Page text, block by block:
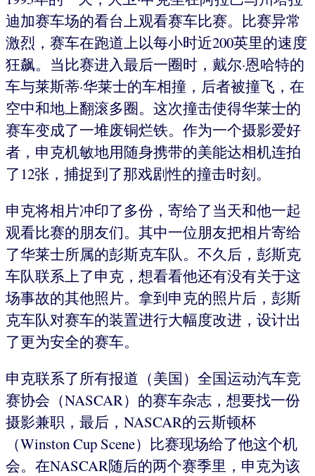
迪加赛车场的看台上观看赛车比赛。比赛异常
激烈，赛车在跑道上以每小时近200英里的速度
狂飙。当比赛进入最后一圈时，戴尔·恩哈特的
车与莱斯蒂·华莱士的车相撞，后者被撞飞，在
空中和地上翻滚多圈。这次撞击使得华莱士的
赛车变成了一堆废铜烂铁。作为一个摄影爱好
者，申克机敏地用随身携带的美能达相机连拍
了12张，捕捉到了那戏剧性的撞击时刻。
申克将相片冲印了多份，寄给了当天和他一起
观看比赛的朋友们。其中一位朋友把相片寄给
了华莱士所属的彭斯克车队。不久后，彭斯克
车队联系上了申克，想看看他还有没有关于这
场事故的其他照片。拿到申克的照片后，彭斯
克车队对赛车的装置进行大幅度改进，设计出
了更为安全的赛车。
申克联系了所有报道（美国）全国运动汽车竞
赛协会（NASCAR）的赛车杂志，想要找一份
摄影兼职，最后，NASCAR的云斯顿杯
（Winston Cup Scene）比赛现场给了他这个机
会。在NASCAR随后的两个赛季里，申克为该